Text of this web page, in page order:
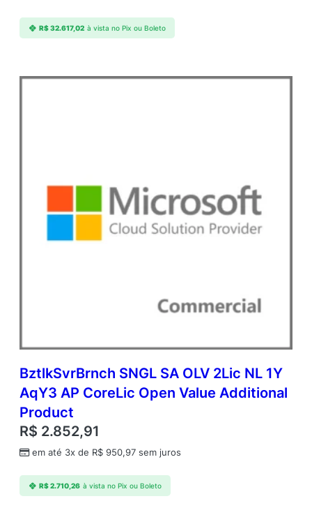
u
R$32.617,02 à vista no Pix ou Boleto
BztlkSvrBrnch SNGL SA OLV 2Lic NL 1Y
AqY3 AP CoreLic Open Value Additional
Product
R$ 2.852,91
em até 3x de R$ 950,97 sem juros
R$2.710,26 à vista no Pix ou Boleto